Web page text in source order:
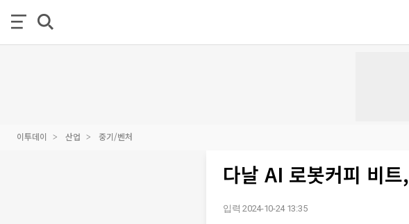
이투데이 산업 중기/벤처
다날 AI 로봇커피 비
입력 2024-10-24 13:35